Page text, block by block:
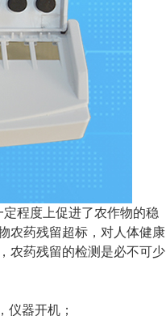
程度上促进了农作物的稳
农药残留超标，对人体健康
农药残留的检测是必不可少
仪器开机；